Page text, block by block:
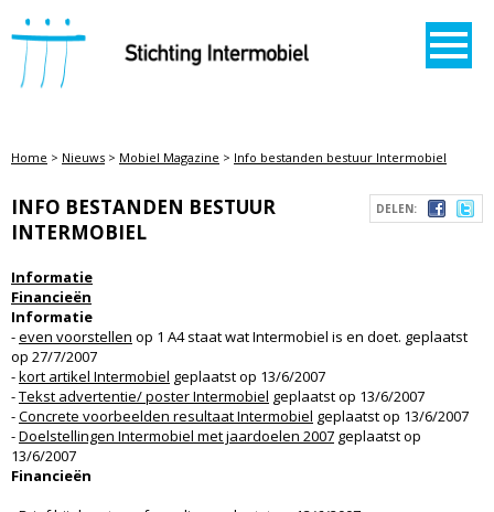
STICHTING INTERMOBIEL
Home > Nieuws > Mobiel Magazine > Info bestanden bestuur Intermobiel
DELEN:
INFO BESTANDEN BESTUUR
INTERMOBIEL
Informatie
Financieën
Informatie
-even voorstellen op 1 A4 staat wat Intermobiel is en doet. geplaatst
op 27/7/2007
-kort artikel Intermobiel geplaatst op 13/6/2007
-Tekst advertentie/ poster Intermobiel geplaatst op 13/6/2007
-Concrete voorbeelden resultaat Intermobiel geplaatst op 13/6/2007
-Doelstellingen Intermobiel met jaardoelen 2007 geplaatst op
13/6/2007
Financieën